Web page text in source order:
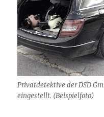
Privatdetektive der DSD
eingestellt. (Beispielfoto)